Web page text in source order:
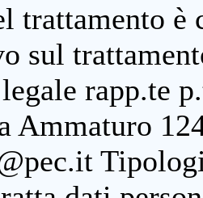
trattamento è
sul
rapp.te
Ammaturo